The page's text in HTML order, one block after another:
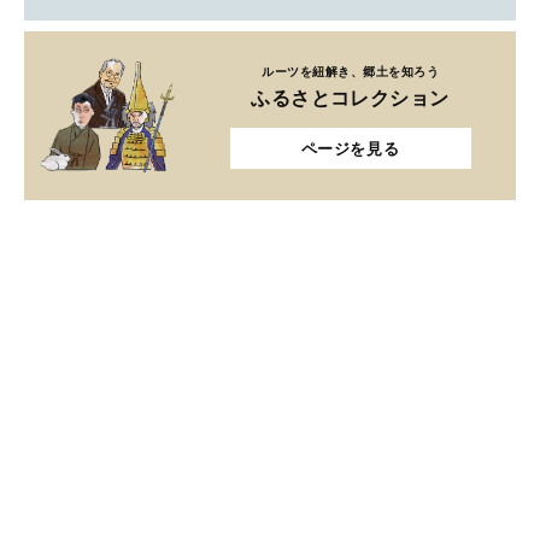
ルーツを紐解き、郷土を知ろう
ふるさとコレクション
ページを見る